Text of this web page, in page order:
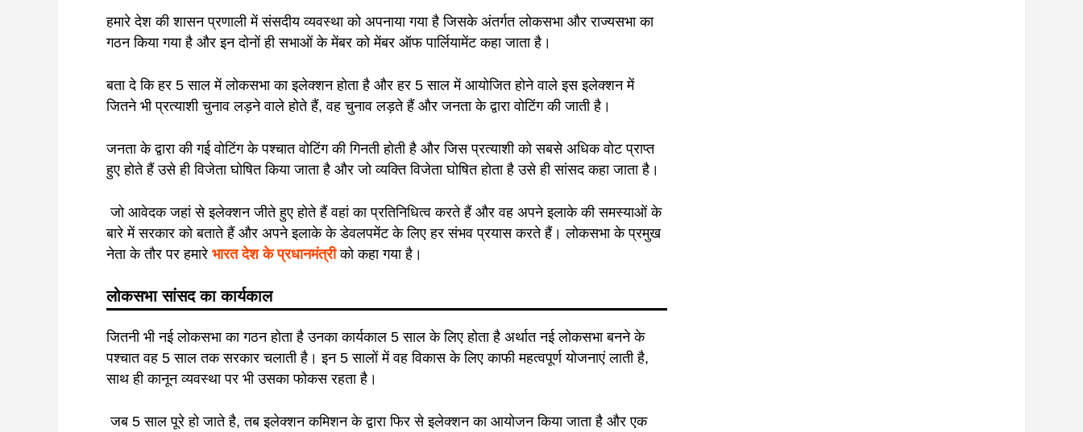
हमारे देश की शासन प्रणाली में संसदीय व्यवस्था को अपनाया गया है जिसके अंतर्गत लोकसभा और राज्यसभा का
गठन किया गया है और इन दोनों ही सभाओं के मेंबर को मेंबर ऑफ पार्लियामेंट कहा जाता है।
बता दे कि हर 5 साल में लोकसभा का इलेक्शन होता है और हर 5 साल में आयोजित होने वाले इस इलेक्शन में
जितने भी प्रत्याशी चुनाव लड़ने वाले होते हैं, वह चुनाव लड़ते हैं और जनता के द्वारा वोटिंग की जाती है।
जनता के द्वारा की गई वोटिंग के पश्चात वोटिंग की गिनती होती है और जिस प्रत्याशी को सबसे अधिक वोट प्राप्त
हुए होते हैं उसे ही विजेता घोषित किया जाता है और जो व्यक्ति विजेता घोषित होता है उसे ही सांसद कहा जाता है।
जो आवेदक जहां से इलेक्शन जीते हुए होते हैं वहां का प्रतिनिधित्व करते हैं और वह अपने इलाके की समस्याओं के
बारे में सरकार को बताते हैं और अपने इलाके के डेवलपमेंट के लिए हर संभव प्रयास करते हैं। लोकसभा के प्रमुख
नेता के तौर पर हमारे भारत देश के प्रधानमंत्री को कहा गया है।
लोकसभा सांसद का कार्यकाल
जितनी भी नई लोकसभा का गठन होता है उनका कार्यकाल 5 साल के लिए होता है अर्थात नई लोकसभा बनने के
पश्चात वह 5 साल तक सरकार चलाती है। इन 5 सालों में वह विकास के लिए काफी महत्वपूर्ण योजनाएं लाती है,
साथ ही कानून व्यवस्था पर भी उसका फोकस रहता है।
जब 5 साल पूरे हो जाते है, तब इलेक्शन कमिशन के द्वारा फिर से इलेक्शन का आयोजन किया जाता है और एक